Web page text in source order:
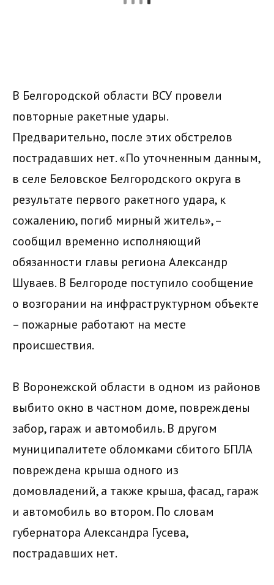
В Белгородской области ВСУ провели
повторные ракетные удары.
Предварительно, после этих обстрелов
пострадавших нет. «По уточненным данным,
в селе Беловское Белгородского округа в
результате первого ракетного удара, к
сожалению, погиб мирный житель», –
сообщил временно исполняющий
обязанности главы региона Александр
Шуваев. В Белгороде поступило сообщение
о возгорании на инфраструктурном объекте
– пожарные работают на месте
происшествия.
В Воронежской области в одном из районов
выбито окно в частном доме, повреждены
забор, гараж и автомобиль. В другом
муниципалитете обломками сбитого БПЛА
повреждена крыша одного из
домовладений, а также крыша, фасад, гараж
и автомобиль во втором. По словам
губернатора Александра Гусева,
пострадавших нет.